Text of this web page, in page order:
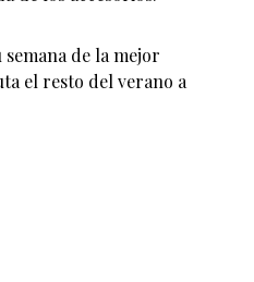
de la mejor
el resto del verano a